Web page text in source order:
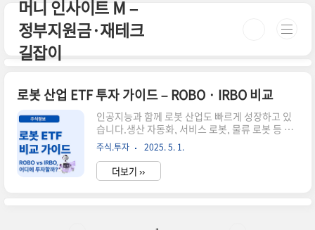
본문 바로가기
머니 인사이트 M –
정부지원금·재테크
길잡이
로봇 산업 ETF 투자 가이드 – ROBO · IRBO 비교
인공지능과 함께 로봇 산업도 빠르게 성장하고 있
습니다.생산 자동화, 서비스 로봇, 물류 로봇 등 다
양한 분야에서 활용되며이에 따라 로봇 관련 ETF
에 대한 투자 관심도 높아지고 있죠.이번 글에서는
대표적인 로봇 ETF인 ROBO와 IRBO를 비교해보
고, 투자 시 고려해야 할 핵심 포인트를 정리해드릴
주식.투자 2025. 5. 1.
더보기 ››